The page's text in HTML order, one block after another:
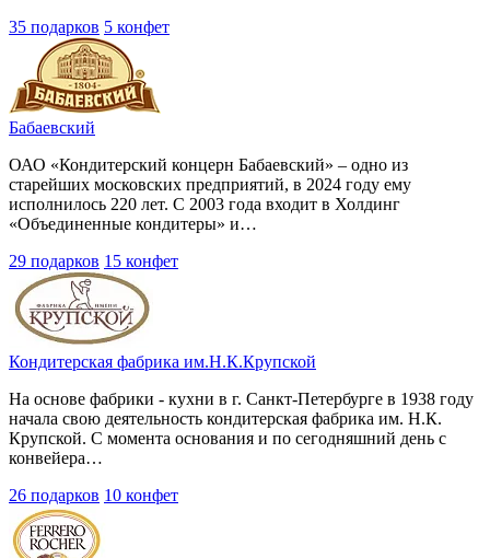
35 подарков 5 конфет
Бабаевский
ОАО «Кондитерский концерн Бабаевский» – одно из
старейших московских предприятий, в 2024 году ему
исполнилось 220 лет. С 2003 года входит в Холдинг
«Объединенные кондитеры» и…
29 подарков 15 конфет
Кондитерская фабрика им.Н.К.Крупской
На основе фабрики - кухни в г. Санкт-Петербурге в 1938 году
начала свою деятельность кондитерская фабрика им. Н.К.
Крупской. С момента основания и по сегодняшний день с
конвейера…
26 подарков 10 конфет